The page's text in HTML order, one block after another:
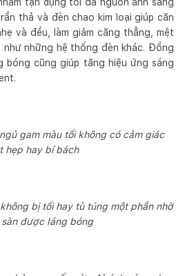
thả và đèn chao kim loại giúp căn
và đều, làm giảm căng thẳng, mệt
những hệ thống đèn khác. Đồng
bóng cũng giúp tăng hiệu ứng sáng
gam màu tối không có cảm giác
hẹp hay bí bách
bị tối hay tù túng một phần nhờ
được láng bóng